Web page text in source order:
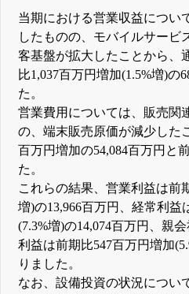
当期における営業収益につい
したものの、モバイルサービ
客基盤が拡大したことから、
比1,037百万円増加(1.5%増)の
た。
営業費用については、販売関
の、端末販売原価が減少した
百万円増加の54,084百万円と
た。
これらの結果、営業利益は前
増)の13,966百万円、経常利益
(7.3%増)の14,074百万円、親
利益は前期比547百万円増加
りました。
なお、設備投資の状況につい